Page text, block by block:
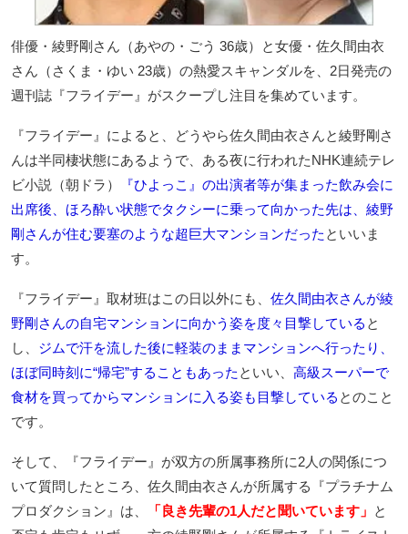
俳優・綾野剛さん（あやの・ごう 36歳）と女優・佐久間由衣
さん（さくま・ゆい 23歳）の熱愛スキャンダルを、2日発売の
週刊誌『フライデー』がスクープし注目を集めています。
『フライデー』によると、どうやら佐久間由衣さんと綾野剛さ
んは半同棲状態にあるようで、ある夜に行われたNHK連続テレ
ビ小説（朝ドラ）
『ひよっこ』の出演者等が集まった飲み会に
出席後、ほろ酔い状態でタクシーに乗って向かった先は、綾野
剛さんが住む要塞のような超巨大マンションだった といいま
す。
『フライデー』取材班はこの日以外にも、 佐久間由衣さんが綾
野剛さんの自宅マンションに向かう姿を度々目撃している と
し、 ジムで汗を流した後に軽装のままマンションへ行ったり、
ほぼ同時刻に“帰宅”することもあった といい、 高級スーパーで
食材を買ってからマンションに入る姿も目撃している とのこと
です。
そして、『フライデー』が双方の所属事務所に2人の関係につ
いて質問したところ、佐久間由衣さんが所属する『プラチナム
プロダクション』は、
「良き先輩の1人だと聞いています」 と